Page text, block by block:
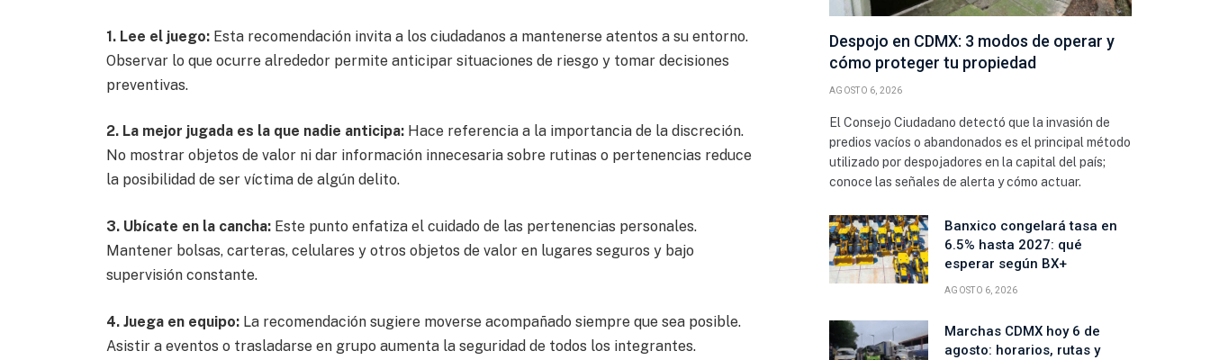
1. Lee el juego:Esta recomendación invita a los ciudadanos a mantenerse atentos a su entorno.
Observar lo que ocurre alrededor permite anticipar situaciones de riesgo y tomar decisiones
preventivas.
2. La mejor jugada es la que nadie anticipa:Hace referencia a la importancia de la discreción.
No mostrar objetos de valor ni dar información innecesaria sobre rutinas o pertenencias reduce
la posibilidad de ser víctima de algún delito.
3. Ubícate en la cancha:Este punto enfatiza el cuidado de las pertenencias personales.
Mantener bolsas, carteras, celulares y otros objetos de valor en lugares seguros y bajo
supervisión constante.
4. Juega en equipo:La recomendación sugiere moverse acompañado siempre que sea posible.
Asistir a eventos o trasladarse en grupo aumenta la seguridad de todos los integrantes.
Despojo en CDMX: 3 modos de operar y
cómo proteger tu propiedad
AGOSTO 6, 2026
El Consejo Ciudadano detectó que la invasión de
predios vacíos o abandonados es el principal método
utilizado por despojadores en la capital del país;
conoce las señales de alerta y cómo actuar.
Banxico congelará tasa en
6.5% hasta 2027: qué
esperar según BX+
AGOSTO 6, 2026
Marchas CDMX hoy 6 de
agosto: horarios, rutas y